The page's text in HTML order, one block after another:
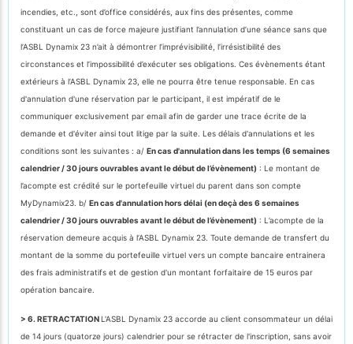
incendies, etc., sont d’office considérés, aux fins des présentes, comme
constituant un cas de force majeure justifiant l’annulation d’une séance sans que
l’ASBL Dynamix 23 n’ait à démontrer l’imprévisibilité, l’irrésistibilité des
circonstances et l’impossibilité d’exécuter ses obligations. Ces évènements étant
extérieurs à l’ASBL Dynamix 23, elle ne pourra être tenue responsable. En cas
d'annulation d'une réservation par le participant, il est impératif de le
communiquer exclusivement par email afin de garder une trace écrite de la
demande et d'éviter ainsi tout litige par la suite. Les délais d'annulations et les
conditions sont les suivantes : a/ En cas d'annulation dans les temps (6 semaines
calendrier / 30 jours ouvrables avant le début de l’évènement) : Le montant de
l’acompte est crédité sur le portefeuille virtuel du parent dans son compte
MyDynamix23. b/ En cas d'annulation hors délai (en deçà des 6 semaines
calendrier / 30 jours ouvrables avant le début de l’évènement) : L’acompte de la
réservation demeure acquis à l’ASBL Dynamix 23. Toute demande de transfert du
montant de la somme du portefeuille virtuel vers un compte bancaire entrainera
des frais administratifs et de gestion d'un montant forfaitaire de 15 euros par
opération bancaire.
> 6. RETRACTATIONL'ASBL Dynamix 23 accorde au client consommateur un délai
de 14 jours (quatorze jours) calendrier pour se rétracter de l'inscription, sans avoir